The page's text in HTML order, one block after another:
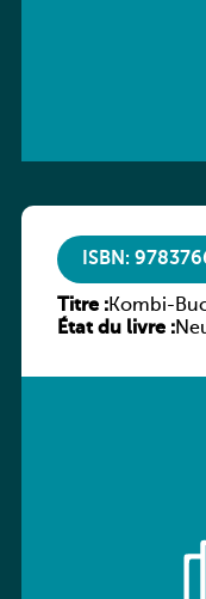
ISBN:
Titre :Kombi-
État du livre :